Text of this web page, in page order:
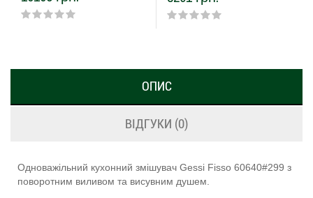
ОПИС
ВІДГУКИ (0)
Одноважільний кухонний змішувач Gessi Fisso 60640#299 з
поворотним виливом та висувним душем.